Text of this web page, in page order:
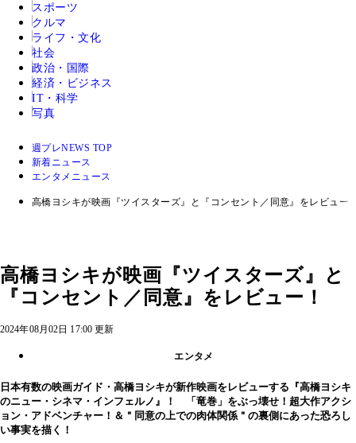
スポーツ
クルマ
ライフ・文化
社会
政治・国際
経済・ビジネス
IT・科学
写真
週プレNEWS TOP
新着ニュース
エンタメニュース
高橋ヨシキが映画『ツイスターズ』と『コンセント／同意』をレビュー
高橋ヨシキが映画『ツイスターズ』と
『コンセント／同意』をレビュー！
2024年08月02日 17:00 更新
エンタメ
日本有数の映画ガイド・高橋ヨシキが新作映画をレビューする『高橋ヨシキ
のニュー・シネマ・インフェルノ』！ 「竜巻」をぶっ壊せ！超大作アクシ
ョン・アドベンチャー！＆＂同意の上での肉体関係＂の裏側にあった恐ろし
い事実を描く！